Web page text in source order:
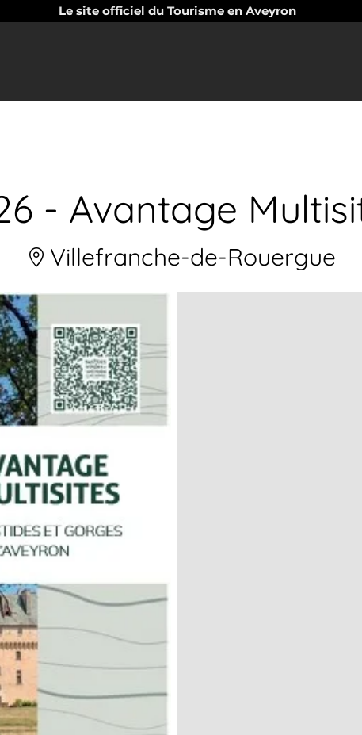
Le site officiel du Tourisme en Aveyron
- Avantage
Villefranche-de-Rouergue